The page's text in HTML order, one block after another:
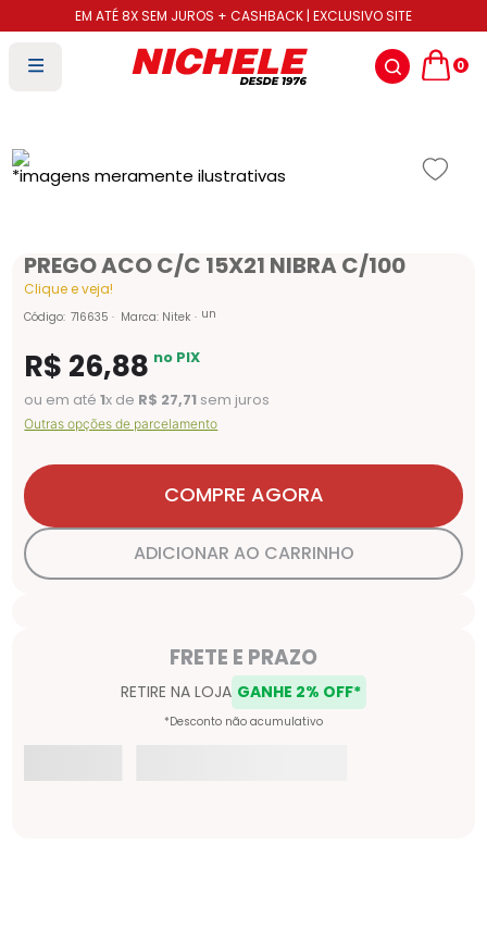
EM ATÉ 8X SEM JUROS + CASHBACK | EXCLUSIVO SITE
0
PREGO ACO C/C 15X21 NIBRA C/100
Clique e veja!
Código: 716635 Marca: Nitek un
R$ 26,88 no PIX
ou em até1x de R$ 27,71 sem juros
Outras opções de parcelamento
COMPRE AGORA
ADICIONAR AO CARRINHO